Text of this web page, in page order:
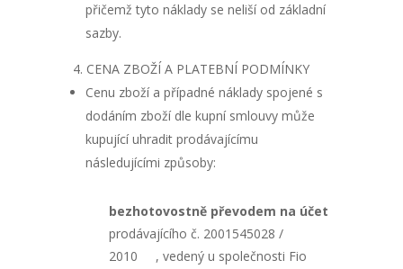
přičemž tyto náklady se neliší od základní
sazby.
CENA ZBOŽÍ A PLATEBNÍ PODMÍNKY
Cenu zboží a případné náklady spojené s
dodáním zboží dle kupní smlouvy může
kupující uhradit prodávajícímu
následujícími způsoby:
bezhotovostně převodem na účet
prodávajícího č. 2001545028 /
2010 , vedený u společnosti Fio